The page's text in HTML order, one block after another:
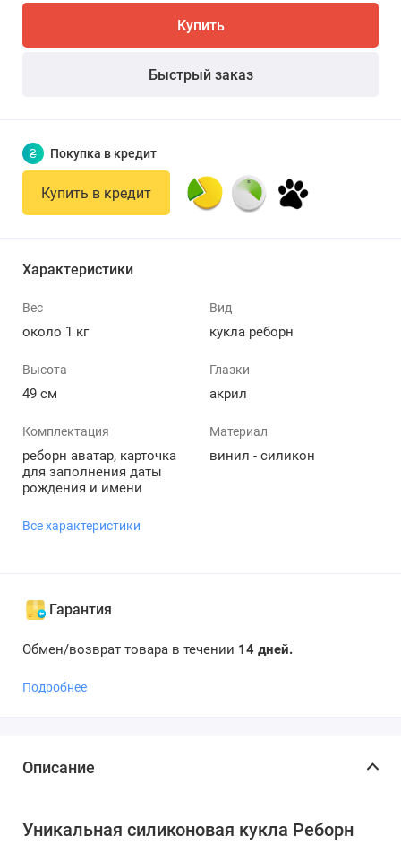
Купить
Быстрый заказ
₴ Покупка в кредит
Купить в кредит
Характеристики
Вес
около 1 кг
Вид
кукла реборн
Высота
49 см
Глазки
акрил
Комплектация
реборн аватар, карточка
для заполнения даты
рождения и имени
Материал
винил - силикон
Все характеристики
Гарантия
Обмен/возврат товара в течении 14 дней.
Подробнее
Описание
Уникальная силиконовая кукла Реборн